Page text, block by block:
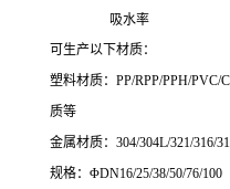
吸水率
可生产以下材质：
塑料材质：PP/RPP/PPH/PVC/
质等
金属材质： 304/304L/321/316/
规格：ΦDN16/25/38/50/76/100